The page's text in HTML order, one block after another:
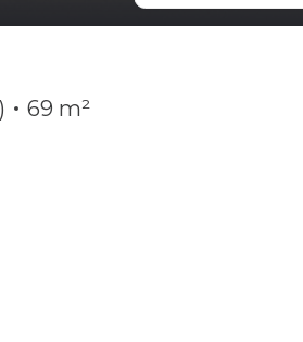
69 m²